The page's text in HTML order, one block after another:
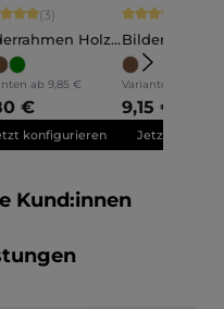
von 4.9 von 5 Sternen
Bewertung von 5
(3)
Holz
ab 9,85 €
€
konfigurieren
Martha
Varianten ab
9,15 €
Jetzt
Kund:innen